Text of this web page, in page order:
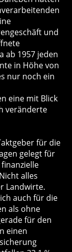
und
ab 1957 jeden
in Höhe von
nur noch ein
eine mit Blick
veränderte
für die
gelegt für
alles
Landwirte.
auch für die
als ohne
für den
einen